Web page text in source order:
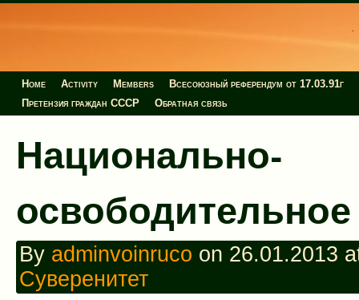
Home Activity Members Всесоюзный референдум от 17.03.91г
Претензия граждан СССР
Обратная связь
Национально-
освободительное
By adminvoinruco on 26.01.2013
Суверенитет